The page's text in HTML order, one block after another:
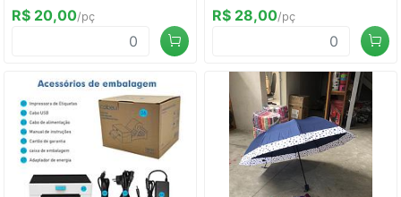
R$ 20,00/pç R$ 28,00/pç